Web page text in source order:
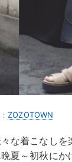
ZOZOTOWN
な着こなしを
晩夏～初秋に